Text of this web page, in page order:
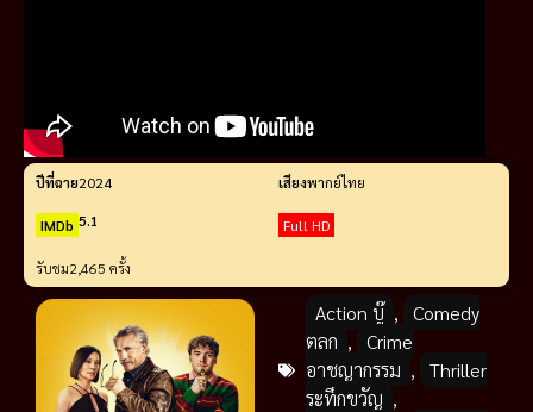
ปีที่ฉาย2024 เสียงพากย์ไทย
IMDb 5.1 Full HD
รับชม2,465 ครั้ง
Action บู๊ ,
Comedy
ตลก ,
Crime
อาชญากรรม ,
Thriller
ระทึกขวัญ ,